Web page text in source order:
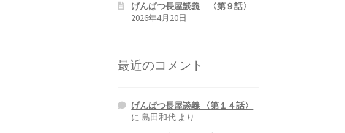
げんぱつ長屋談義 〈第９話〉
2026年4月20日
最近のコメント
げんぱつ長屋談義 〈第１４話〉
に島田和代 より